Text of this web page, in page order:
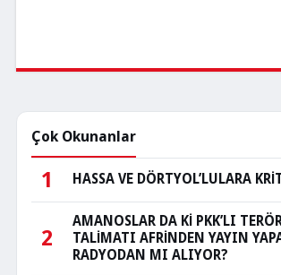
Çok Okunanlar
1 HASSA VE DÖRTYOL’LULARA
2
AMANOSLAR DA Kİ PKK’LI
TALİMATI AFRİNDEN YAYIN
RADYODAN MI ALIYOR?